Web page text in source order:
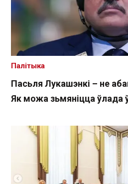
Пасьля Лукашэнкі – не
Як можа зьмяніцца ўлада
Палітыка